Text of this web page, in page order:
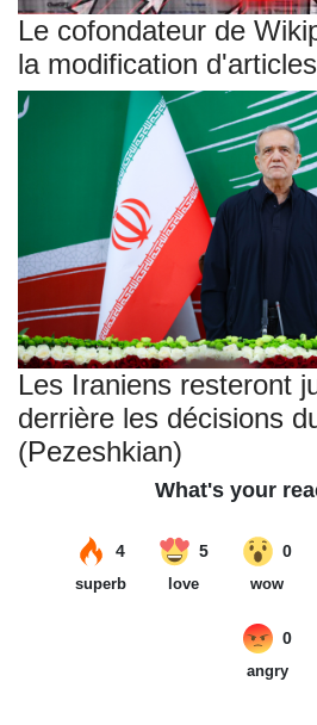
Le cofondateur de
la modification
Les Iraniens resteront
derrière les décisions
(Pezeshkian)